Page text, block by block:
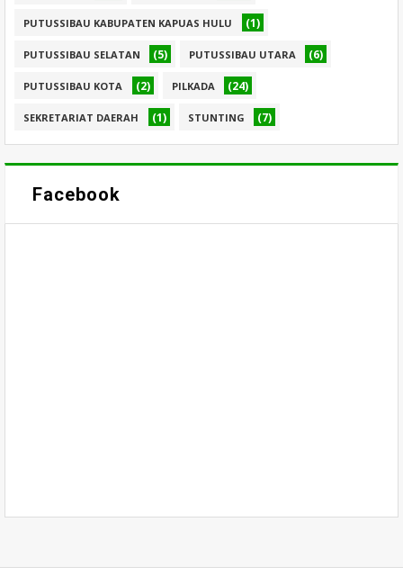
PUTUSSIBAU KABUPATEN KAPUAS HULU (1)
PUTUSSIBAU SELATAN (5) PUTUSSIBAU UTARA (6)
PUTUSSIBAU KOTA (2) PILKADA (24)
SEKRETARIAT DAERAH (1) STUNTING (7)
Facebook